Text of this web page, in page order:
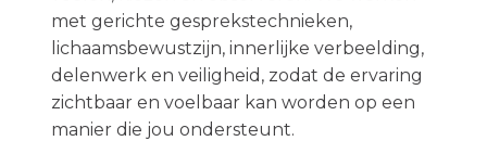
met gerichte gesprekstechnieken,
lichaamsbewustzijn, innerlijke verbeelding,
delenwerk en veiligheid, zodat de ervaring
zichtbaar en voelbaar kan worden op een
manier die jou ondersteunt.